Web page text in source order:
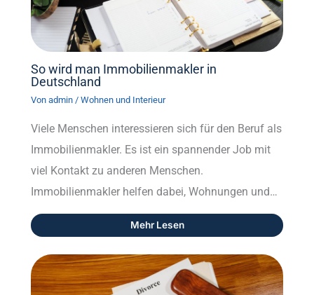
So wird man Immobilienmakler in
Deutschland
Von admin / Wohnen und Interieur
Viele Menschen interessieren sich für den Beruf als
Immobilienmakler. Es ist ein spannender Job mit
viel Kontakt zu anderen Menschen.
Immobilienmakler helfen dabei, Wohnungen und…
Mehr Lesen